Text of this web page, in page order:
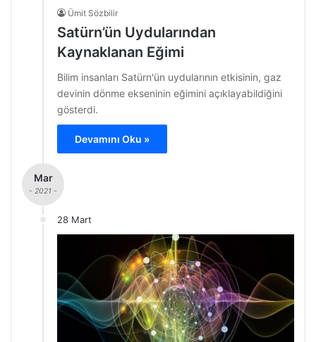
Ümit Sözbilir
Satürn’ün Uydularından
Kaynaklanan Eğimi
Bilim insanları Satürn'ün uydularının etkisinin, gaz
devinin dönme ekseninin eğimini açıklayabildiğini
gösterdi.
Devamını Oku »
Mar
- 2021 -
28 Mart